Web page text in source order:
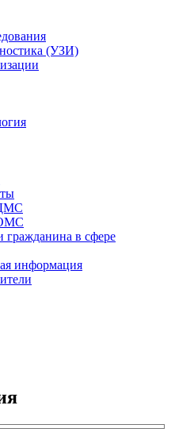
(УЗИ)
ОМС
гражданина в сфере
информация